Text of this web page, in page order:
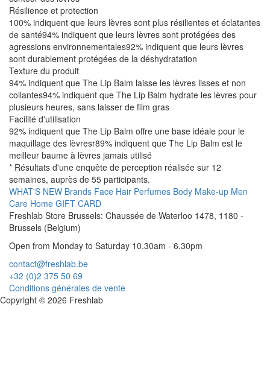
Résilience et protection
100% indiquent que leurs lèvres sont plus résilientes et éclatantes
de santé94% indiquent que leurs lèvres sont protégées des
agressions environnementales92% indiquent que leurs lèvres
sont durablement protégées de la déshydratation
Texture du produit
94% indiquent que The Lip Balm laisse les lèvres lisses et non
collantes94% indiquent que The Lip Balm hydrate les lèvres pour
plusieurs heures, sans laisser de film gras
Facilité d'utilisation
92% indiquent que The Lip Balm offre une base idéale pour le
maquillage des lèvresr89% indiquent que The Lip Balm est le
meilleur baume à lèvres jamais utilisé
* Résultats d'une enquête de perception réalisée sur 12
semaines, auprès de 55 participants.
WHAT'S NEW Brands Face Hair Perfumes Body Make-up Men
Care Home GIFT CARD
Freshlab Store Brussels: Chaussée de Waterloo 1478, 1180 -
Brussels (Belgium)
Open from Monday to Saturday 10.30am - 6.30pm
contact@freshlab.be
+32 (0)2 375 50 69
Conditions générales de vente
Copyright © 2026 Freshlab